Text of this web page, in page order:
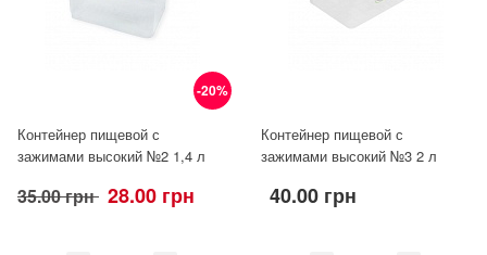
-20%
Контейнер пищевой с
зажимами высокий №2 1,4 л
35.00 грн 28.00 грн
Контейнер пищевой с
зажимами высокий №3 2 л
40.00 грн